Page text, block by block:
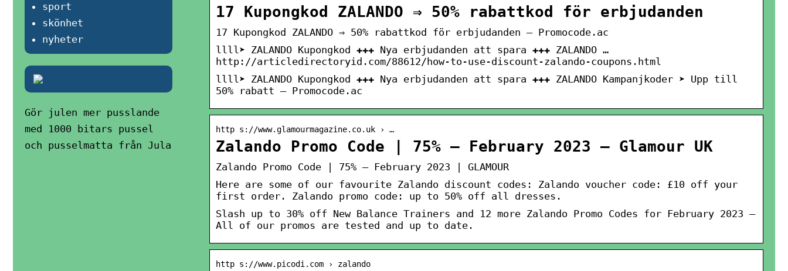
17 Kupongkod ZALANDO ⇒ 50% rabattkod för erbjudanden
17 Kupongkod ZALANDO ⇒ 50% rabattkod för erbjudanden – Promocode.ac
llll➤ ZALANDO Kupongkod ✚✚✚ Nya erbjudanden att spara ✚✚✚ ZALANDO …
http://articledirectoryid.com/88612/how-to-use-discount-zalando-coupons.html
llll➤ ZALANDO Kupongkod ✚✚✚ Nya erbjudanden att spara ✚✚✚ ZALANDO Kampanjkoder ➤ Upp till
50% rabatt – Promocode.ac
http s://www.glamourmagazine.co.uk › …
Zalando Promo Code | 75% – February 2023 – Glamour UK
Zalando Promo Code | 75% – February 2023 | GLAMOUR
Here are some of our favourite Zalando discount codes: Zalando voucher code: £10 off your
first order. Zalando promo code: up to 50% off all dresses.
Slash up to 30% off New Balance Trainers and 12 more Zalando Promo Codes for February 2023 –
All of our promos are tested and up to date.
http s://www.picodi.com › zalando
sport
skönhet
nyheter
Gör julen mer pusslande
med 1000 bitars pussel
och pusselmatta från Jula